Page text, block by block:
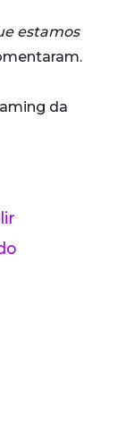
estamos
da